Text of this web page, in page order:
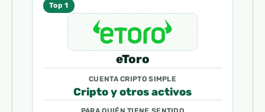
Top 1
eToro
CUENTA CRIPTO SIMPLE
Cripto y otros activos